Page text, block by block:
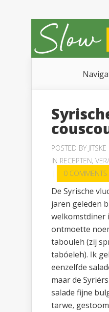
POSTED BY JITSKE
IN RECEPTEN,
|
0 COMMENTS
De Syrische
jaren geleden
welkomstdiner
ontmoette
tabouleh (zij
tabóeleh). Ik
eenzelfde
maar de
salade fijne
tarwe,